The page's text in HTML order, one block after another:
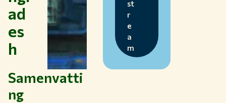
ad
es
h
st
r
e
a
m
Samenvatti
ng